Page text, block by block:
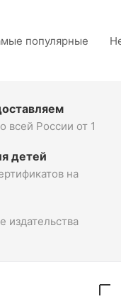
популярные
всей России от 1
детей
на
издательства